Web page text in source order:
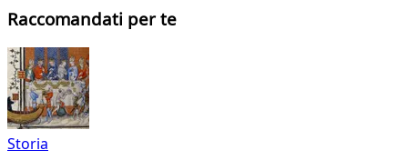
Raccomandati per te
Storia